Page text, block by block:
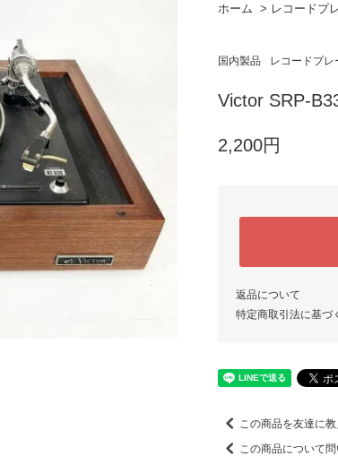
ホーム > レコードプ
国内製品 レコードプレ
Victor SRP-
2,200円
返品について
特定商取引法に基づ
この商品を友達に
この商品について